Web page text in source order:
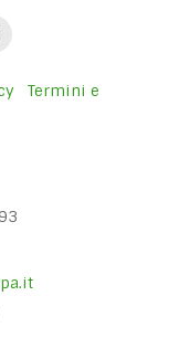
Termini e